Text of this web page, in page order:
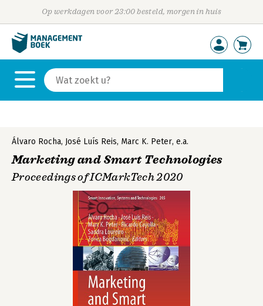
Op werkdagen voor 23:00 besteld, morgen in huis
Álvaro Rocha, José Luís Reis, Marc K. Peter, e.a.
Marketing and Smart Technologies
Proceedings of ICMarkTech 2020